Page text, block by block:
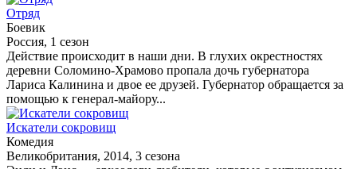
Отряд
Боевик
Россия, 1 сезон
Действие происходит в наши дни. В глухих окрестностях
деревни Соломино-Храмово пропала дочь губернатора
Лариса Калинина и двое ее друзей. Губернатор обращается за
помощью к генерал-майору...
Искатели сокровищ
Комедия
Великобритания, 2014, 3 сезона